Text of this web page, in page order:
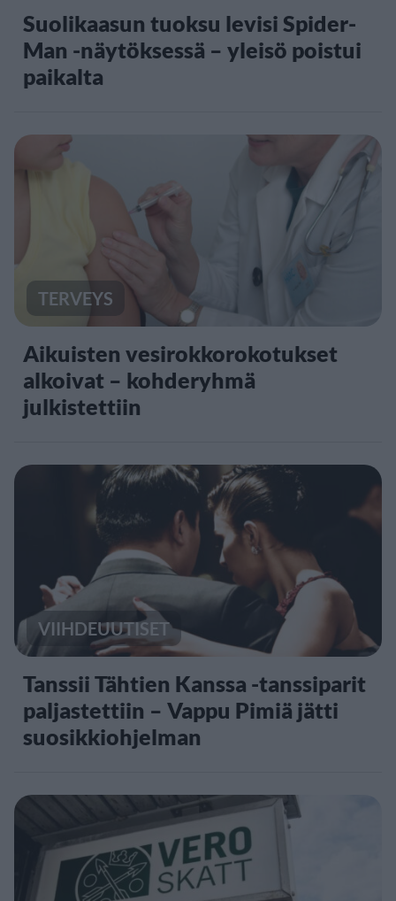
Suolikaasun tuoksu levisi Spider-
Man -näytöksessä – yleisö poistui
paikalta
TERVEYS
Aikuisten vesirokkorokotukset
alkoivat – kohderyhmä
julkistettiin
VIIHDEUUTISET
Tanssii Tähtien Kanssa -tanssiparit
paljastettiin – Vappu Pimiä jätti
suosikkiohjelman